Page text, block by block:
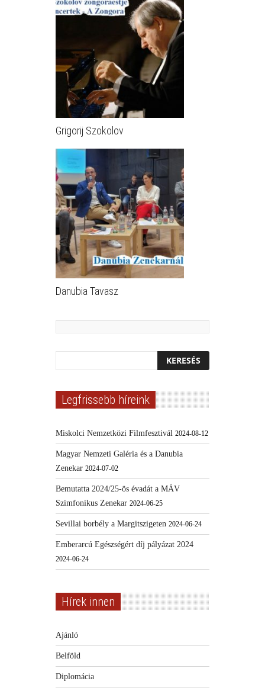
Grigorij Szokolov
Danubia Tavasz
Legfrissebb híreink
Miskolci Nemzetközi Filmfesztivál 2024-08-12
Magyar Nemzeti Galéria és a Danubia
Zenekar 2024-07-02
Bemutatta 2024/25-ös évadát a MÁV
Szimfonikus Zenekar 2024-06-25
Sevillai borbély a Margitszigeten 2024-06-24
Emberarcú Egészségért díj pályázat 2024
2024-06-24
Hírek innen
Ajánló
Belföld
Diplomácia